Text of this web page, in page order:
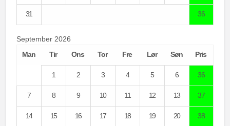
31 36
September 2026
Man
Tir Ons Tor Fre Lør Søn Pris
1 2 3 4 5 6 36
7 8 9 10 11 12 13 37
14 15 16 17 18 19 20 38